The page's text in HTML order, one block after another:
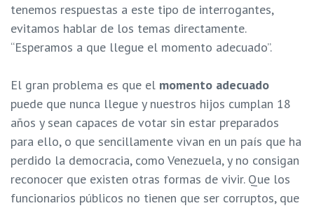
tenemos respuestas a este tipo de interrogantes,
evitamos hablar de los temas directamente.
“Esperamos a que llegue el momento adecuado”.
El gran problema es que el momento adecuado
puede que nunca llegue y nuestros hijos cumplan 18
años y sean capaces de votar sin estar preparados
para ello, o que sencillamente vivan en un país que ha
perdido la democracia, como Venezuela, y no consigan
reconocer que existen otras formas de vivir. Que los
funcionarios públicos no tienen que ser corruptos, que